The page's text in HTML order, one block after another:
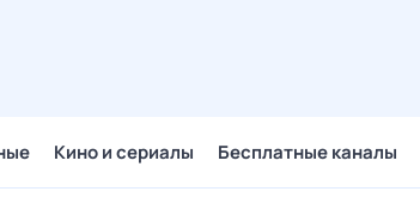
Кино и сериалы Бесплатные каналы